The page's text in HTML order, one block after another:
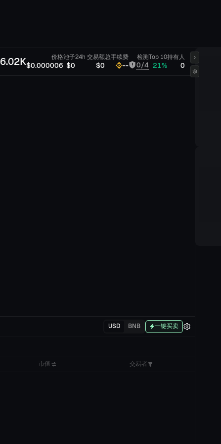
6.02K 价格
$0.000006
池子
$0
24h 交易额
$0
总手续费
--
检测
0/4
Top 10
21%
持有人
0
USD BNB 一键买卖
市值 交易者